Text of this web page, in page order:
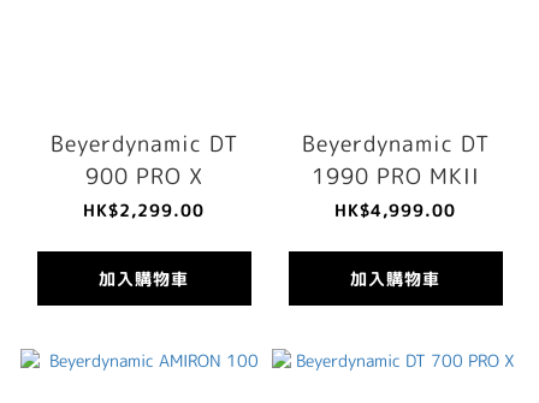
Beyerdynamic DT
900 PRO X
HK$2,299.00
加入購物車
Beyerdynamic DT
1990 PRO MKII
HK$4,999.00
加入購物車